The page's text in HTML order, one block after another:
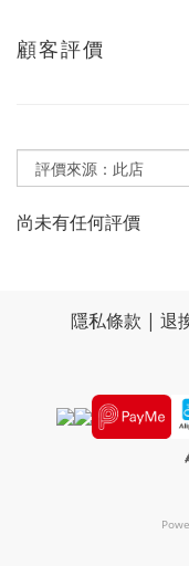
顧客評價
尚未有任何評價
隱私條款 | 退